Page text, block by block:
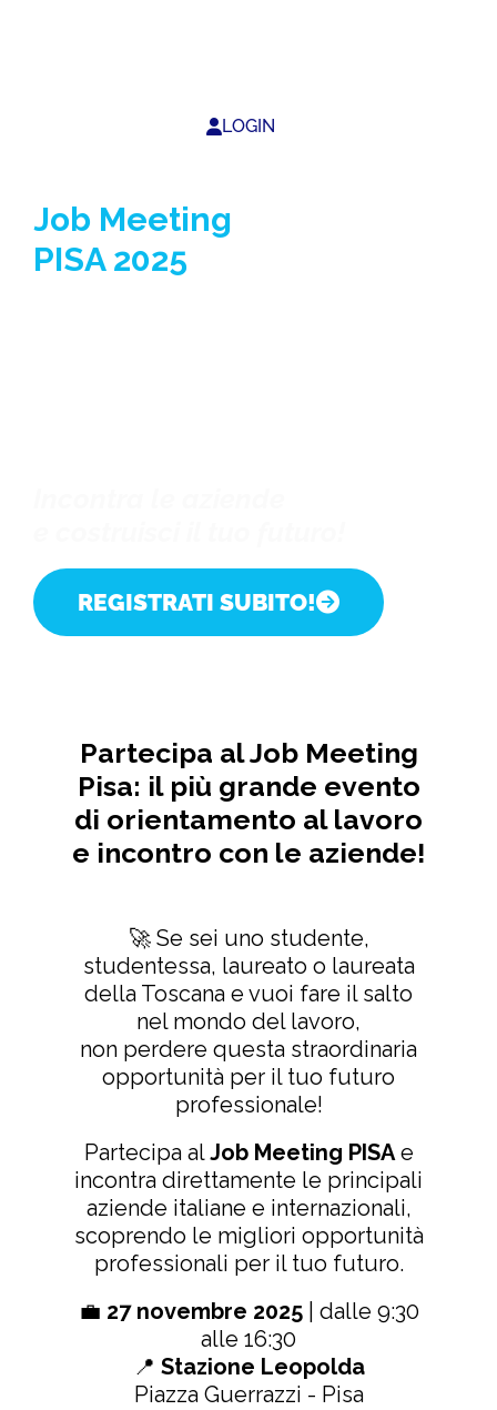
LOGIN
Job Meeting
PISA 2025
REGISTRATI SUBITO!
Partecipa al Job Meeting
Pisa: il più grande evento
di orientamento al lavoro
e incontro con le aziende!
🚀 Se sei uno studente,
studentessa, laureato o laureata
della Toscana e vuoi fare il salto
nel mondo del lavoro,
non perdere questa straordinaria
opportunità per il tuo futuro
professionale!
Partecipa alJob Meeting PISAe
incontra direttamente le principali
aziende italiane e internazionali,
scoprendo le migliori opportunità
professionali per il tuo futuro.
💼 27 novembre 2025
| dalle 9:30
alle 16:30
📍 Stazione Leopolda
Piazza Guerrazzi - Pisa